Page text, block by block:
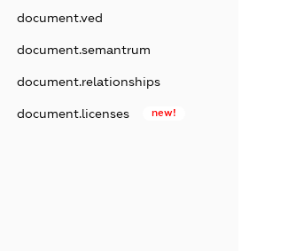
document.ved
document.semantrum
document.relationships
document.licenses new!